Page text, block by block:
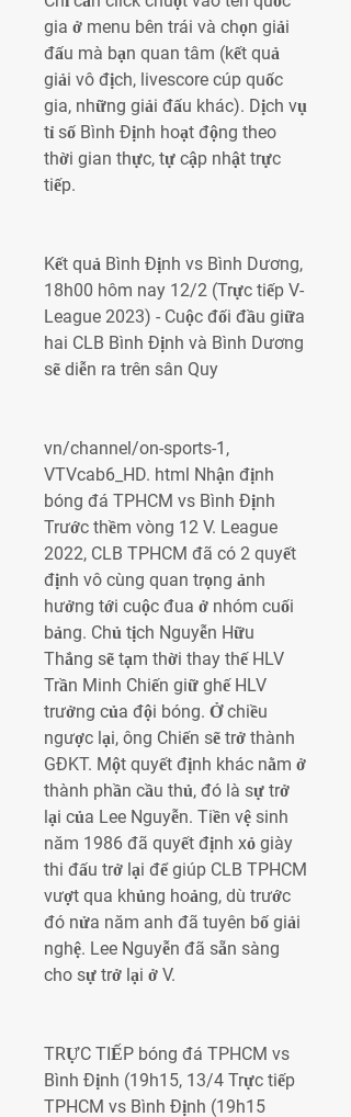
gia ở menu bên trái và chọn giải
đấu mà bạn quan tâm (kết quả
giải vô địch, livescore cúp quốc
gia, những giải đấu khác). Dịch vụ
tỉ số Bình Định hoạt động theo
thời gian thực, tự cập nhật trực
tiếp.
Kết quả Bình Định vs Bình Dương,
18h00 hôm nay 12/2 (Trực tiếp V-
League 2023) - Cuộc đối đầu giữa
hai CLB Bình Định và Bình Dương
sẽ diễn ra trên sân Quy
vn/channel/on-sports-1,
VTVcab6_HD. html Nhận định
bóng đá TPHCM vs Bình Định
Trước thềm vòng 12 V. League
2022, CLB TPHCM đã có 2 quyết
định vô cùng quan trọng ảnh
hưởng tới cuộc đua ở nhóm cuối
bảng. Chủ tịch Nguyễn Hữu
Thắng sẽ tạm thời thay thế HLV
Trần Minh Chiến giữ ghế HLV
trưởng của đội bóng. Ở chiều
ngược lại, ông Chiến sẽ trở thành
GĐKT. Một quyết định khác nằm ở
thành phần cầu thủ, đó là sự trở
lại của Lee Nguyễn. Tiền vệ sinh
năm 1986 đã quyết định xỏ giày
thi đấu trở lại để giúp CLB TPHCM
vượt qua khủng hoảng, dù trước
đó nửa năm anh đã tuyên bố giải
nghệ. Lee Nguyễn đã sẵn sàng
cho sự trở lại ở V.
TRỰC TIẾP bóng đá TPHCM vs
Bình Định (19h15, 13/4 Trực tiếp
TPHCM vs Bình Định (19h15